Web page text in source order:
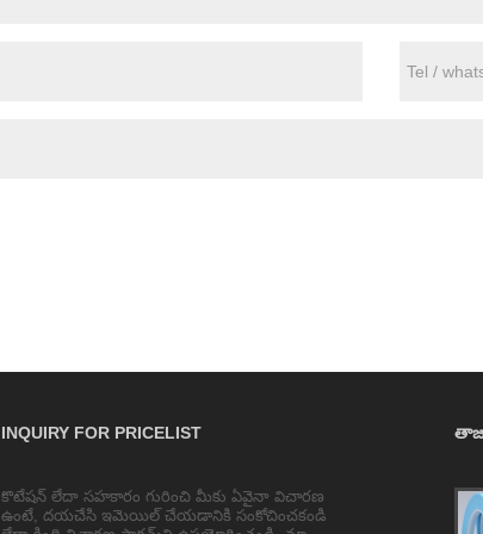
INQUIRY FOR PRICELIST
కొటేషన్ లేదా సహకారం గురించి మీకు ఏవైనా విచారణ
ఉంటే, దయచేసి ఇమెయిల్ చేయడానికి సంకోచించకండి
తాజా
పారదర్శక చుట్టడం మరియు సీలింగ్ డక్ట్ టేప్/
ప్యాకింగ్ టేప్/ వైడ్ టేప్